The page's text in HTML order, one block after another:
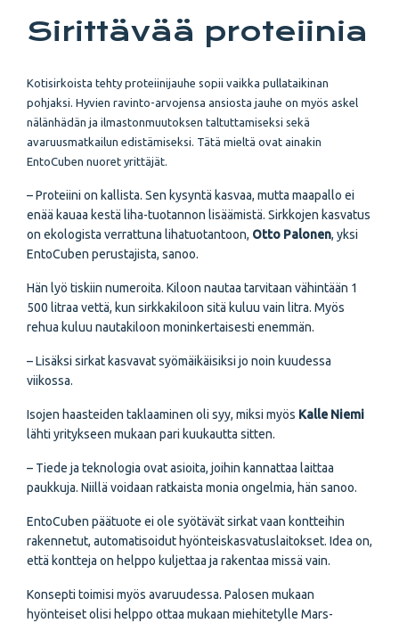
Sirittävää proteiinia
Kotisirkoista tehty proteiinijauhe sopii vaikka pullataikinan
pohjaksi. Hyvien ravinto-arvojensa ansiosta jauhe on myös askel
nälänhädän ja ilmastonmuutoksen taltuttamiseksi sekä
avaruusmatkailun edistämiseksi. Tätä mieltä ovat ainakin
EntoCuben nuoret yrittäjät.
– Proteiini on kallista. Sen kysyntä kasvaa, mutta maapallo ei
enää kauaa kestä liha-tuotannon lisäämistä. Sirkkojen kasvatus
on ekologista verrattuna lihatuotantoon, Otto Palonen, yksi
EntoCuben perustajista, sanoo.
Hän lyö tiskiin numeroita. Kiloon nautaa tarvitaan vähintään 1
500 litraa vettä, kun sirkkakiloon sitä kuluu vain litra. Myös
rehua kuluu nautakiloon moninkertaisesti enemmän.
– Lisäksi sirkat kasvavat syömäikäisiksi jo noin kuudessa
viikossa.
Isojen haasteiden taklaaminen oli syy, miksi myös Kalle Niemi
lähti yritykseen mukaan pari kuukautta sitten.
– Tiede ja teknologia ovat asioita, joihin kannattaa laittaa
paukkuja. Niillä voidaan ratkaista monia ongelmia, hän sanoo.
EntoCuben päätuote ei ole syötävät sirkat vaan kontteihin
rakennetut, automatisoidut hyönteiskasvatuslaitokset. Idea on,
että kontteja on helppo kuljettaa ja rakentaa missä vain.
Konsepti toimisi myös avaruudessa. Palosen mukaan
hyönteiset olisi helppo ottaa mukaan miehitetylle Mars-